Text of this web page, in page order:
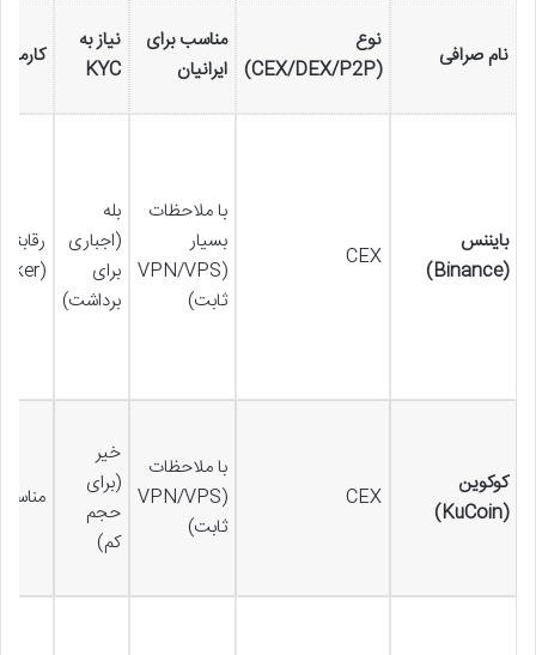
نام صرافی
نوع
(CEX/DEX/P2P)
مناسب برای
ایرانیان
نیاز به
KYC
بایننس
(Binance)
CEX
با ملاحظات
بسیار
(VPN/VPS
ثابت)
بله
(اجباری
برای
برداشت)
رقابتی
(Maker/Taker)
کوکوین
(KuCoin)
CEX
با ملاحظات
(VPN/VPS
ثابت)
خیر
(برای
حجم
کم)